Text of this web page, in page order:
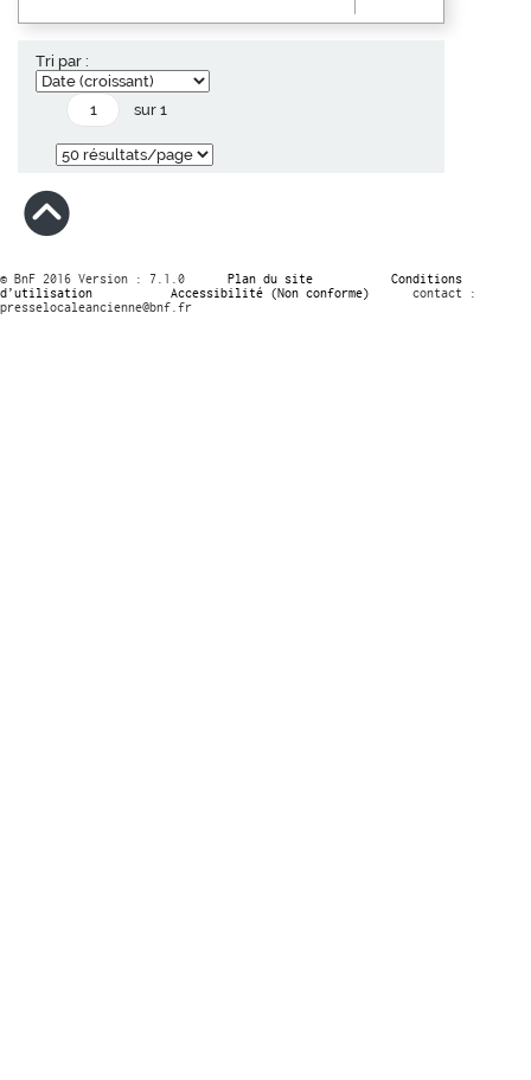
Tri par :
sur 1
© BnF 2016 Version : 7.1.0 Plan du site
Conditions
d’utilisation
Accessibilité (Non conforme)
contact :
presselocaleancienne@bnf.fr